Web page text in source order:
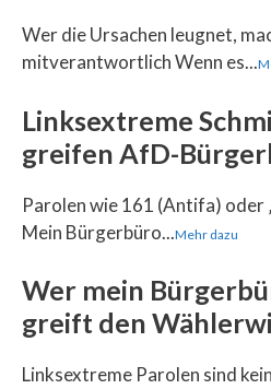
Wer die Ursachen leugnet,
mitverantwortlich Wenn es...
Linksextreme
greifen AfD-
Parolen wie 161 (Antifa) oder
Mein Bürgerbüro...Mehr dazu
Wer mein
greift den
Linksextreme Parolen sind